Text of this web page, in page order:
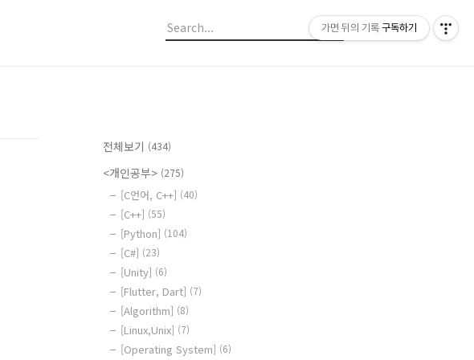
전체보기 (434)
<개인공부> (275)
[C언어, C++] (40)
[C++] (55)
[Python] (104)
[C#] (23)
[Unity] (6)
[Flutter, Dart] (7)
[Algorithm] (8)
[Linux,Unix] (7)
[Operating System] (6)
가면 뒤의 기록 구독하기